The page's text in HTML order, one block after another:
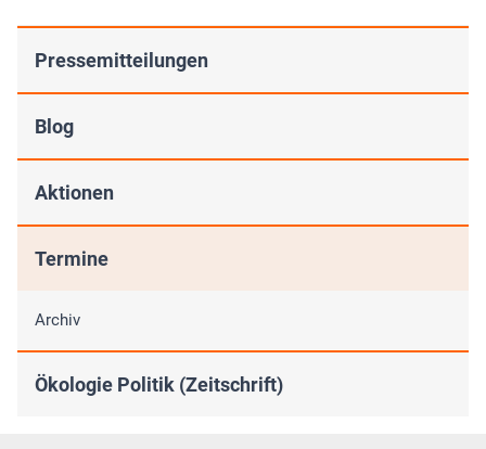
Pressemitteilungen
Blog
Aktionen
Termine
Archiv
Ökologie Politik (Zeitschrift)